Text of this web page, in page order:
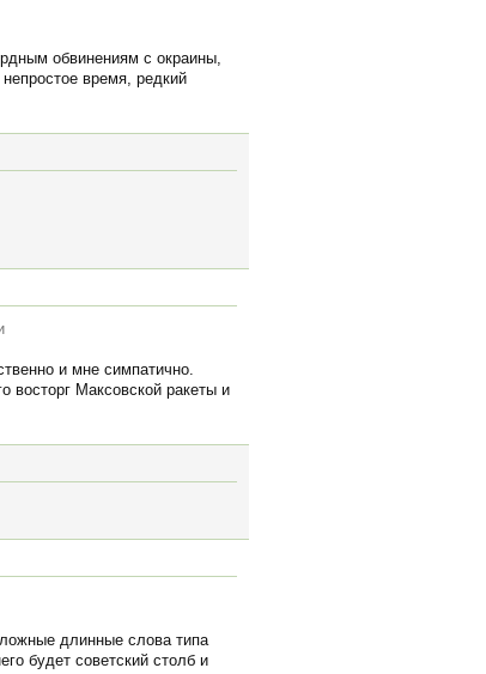
обвинениям с окраины,
время, редкий
и мне симпатично.
восторг Максовской ракеты и
длинные слова типа
будет советский столб и